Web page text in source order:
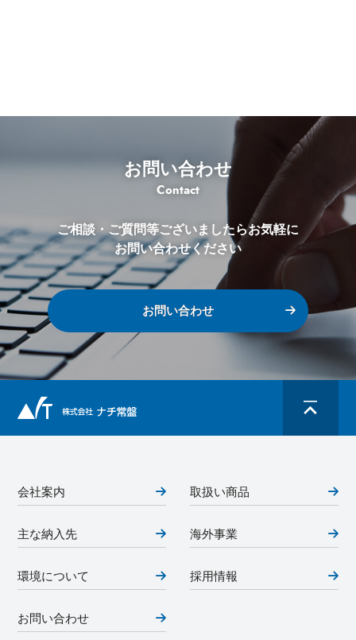
お問い合わせ
Contact
ご相談・ご質問等ございましたらお気軽に
お問い合わせください
お問い合わせ
会社案内 取扱い商品
主な納入先 海外事業
環境について 採用情報
お問い合わせ